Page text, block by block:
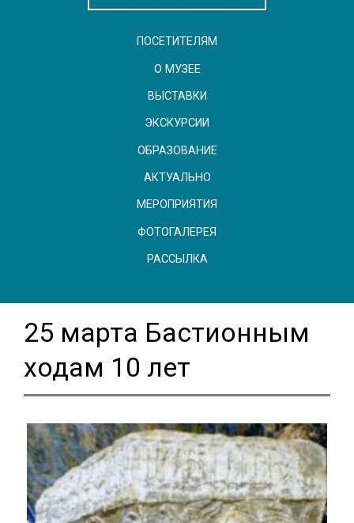
ПОСЕТИТЕЛЯМ
О МУЗЕЕ
ВЫСТАВКИ
ЭКСКУРСИИ
ОБРАЗОВАНИЕ
АКТУАЛЬНО
МЕРОПРИЯТИЯ
ФОТОГАЛЕРЕЯ
РАССЫЛКА
25 марта Бастионным
ходам 10 лет